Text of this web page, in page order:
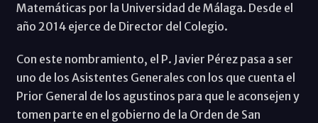
Matemáticas por la Universidad de Málaga. Desde el
año 2014 ejerce de Director del Colegio.
Con este nombramiento, el P. Javier Pérez pasa a ser
uno de los Asistentes Generales con los que cuenta el
Prior General de los agustinos para que le aconsejen y
tomen parte en el gobierno de la Orden de San